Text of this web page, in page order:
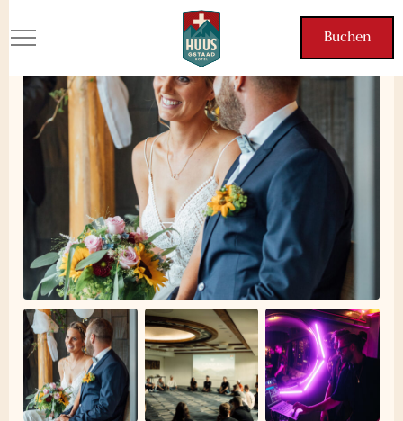
Buchen
Private Veranstaltungen
Feiern Sie besondere Momente im HUUS Gstaad.
Vielseitige Veranstaltungsräume und ein atemberaubendes
Alpenpanorama für unvergessliche Erlebnisse.
Buchen
Buchen